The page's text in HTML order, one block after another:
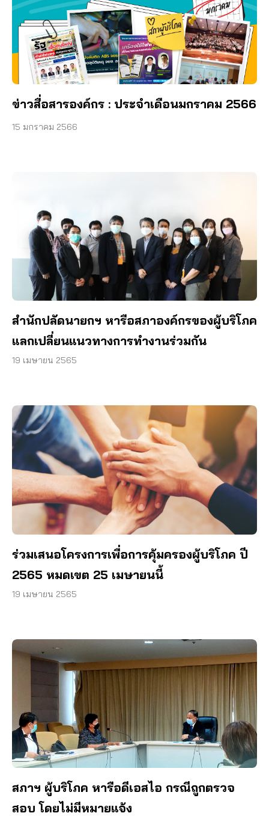
ข่าวสื่อสารองค์กร : ประจำเดือนมกราคม 2566
15 มกราคม 2566
สำนักปลัดนายกฯ หารือสภาองค์กรของผู้บริโภค
แลกเปลี่ยนแนวทางการทำงานร่วมกัน
19 เมษายน 2565
ร่วมเสนอโครงการเพื่อการคุ้มครองผู้บริโภค ปี
2565 หมดเขต 25 เมษายนนี้
19 เมษายน 2565
สภาฯ ผู้บริโภค หารือดีเอสไอ กรณีถูกตรวจ
สอบ โดยไม่มีหมายแจ้ง